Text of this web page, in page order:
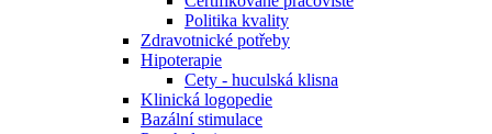
Politika kvality
Zdravotnické potřeby
Hipoterapie
Cety - huculská klisna
Klinická logopedie
Bazální stimulace